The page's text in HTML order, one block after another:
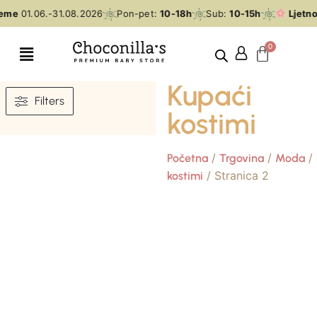
01.06.-31.08.2026 Pon-pet: 10-18h Sub: 10-15h
Filters
Kupaći
kostimi
Početna/ Trgovina/ Moda/
kostimi / Stranica 2